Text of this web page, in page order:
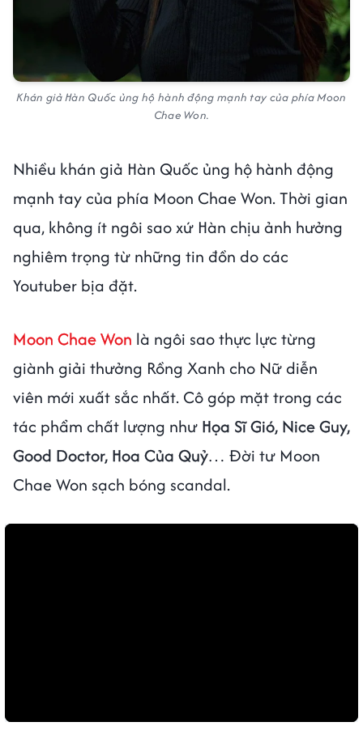
Khán giả Hàn Quốc ủng hộ hành động mạnh tay của phía Moon
Chae Won.
Nhiều khán giả Hàn Quốc ủng hộ hành động
mạnh tay của phía Moon Chae Won. Thời gian
qua, không ít ngôi sao xứ Hàn chịu ảnh hưởng
nghiêm trọng từ những tin đồn do các
Youtuber bịa đặt.
Moon Chae Won là ngôi sao thực lực từng
giành giải thưởng Rồng Xanh cho Nữ diễn
viên mới xuất sắc nhất. Cô góp mặt trong các
tác phẩm chất lượng như Họa Sĩ Gió, Nice Guy,
Good Doctor, Hoa Của Quỷ… Đời tư Moon
Chae Won sạch bóng scandal.